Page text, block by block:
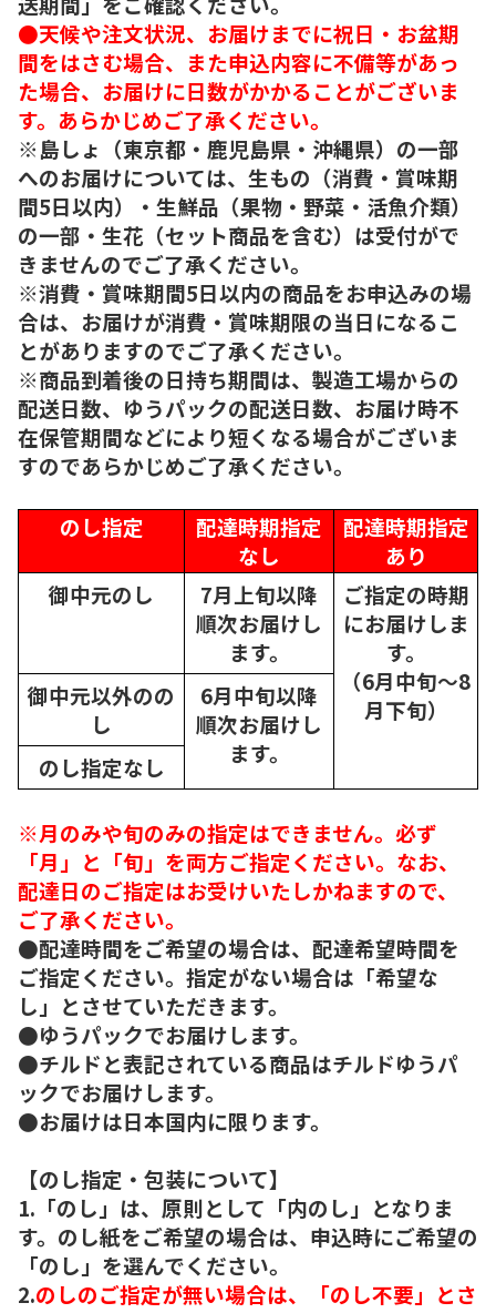
●天候や注文状況、お届けまでに祝日・お盆期
間をはさむ場合、また申込内容に不備等があっ
た場合、お届けに日数がかかることがございま
す。あらかじめご了承ください。
※島しょ（東京都・鹿児島県・沖縄県）の一部
へのお届けについては、生もの（消費・賞味期
間5日以内）・生鮮品（果物・野菜・活魚介類）
の一部・生花（セット商品を含む）は受付がで
きませんのでご了承ください。
※消費・賞味期間5日以内の商品をお申込みの場
合は、お届けが消費・賞味期限の当日になるこ
とがありますのでご了承ください。
※商品到着後の日持ち期間は、製造工場からの
配送日数、ゆうパックの配送日数、お届け時不
在保管期間などにより短くなる場合がございま
すのであらかじめご了承ください。
のし指定
配達時期指定
なし
配達時期指定
あり
御中元のし
7月上旬以降
順次お届けし
ます。
ご指定の時期
にお届けしま
す。
（6月中旬～8
月下旬）
御中元以外のの
し
6月中旬以降
順次お届けし
ます。
のし指定なし
※月のみや旬のみの指定はできません。必ず
「月」と「旬」を両方ご指定ください。なお、
配達日のご指定はお受けいたしかねますので、
ご了承ください。
●配達時間をご希望の場合は、配達希望時間を
ご指定ください。指定がない場合は「希望な
し」とさせていただきます。
●ゆうパックでお届けします。
●チルドと表記されている商品はチルドゆうパ
ックでお届けします。
●お届けは日本国内に限ります。
【のし指定・包装について】
1.「のし」は、原則として「内のし」となりま
す。のし紙をご希望の場合は、申込時にご希望の
「のし」を選んでください。
2.のしのご指定が無い場合は、「のし不要」とさ